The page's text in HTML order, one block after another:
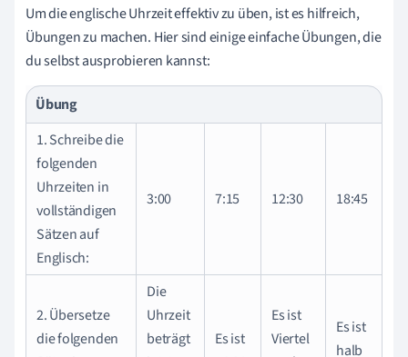
Um die englische Uhrzeit effektiv zu üben, ist es hilfreich,
Übungen zu machen. Hier sind einige einfache Übungen, die
du selbst ausprobieren kannst:
Übung
1. Schreibe die
folgenden
Uhrzeiten in
vollständigen
Sätzen auf
Englisch:
3:00 7:15 12:30 18:45
2. Übersetze
die folgenden
Die
Uhrzeit
beträgt
Es ist
Es ist
Viertel
Es ist
halb